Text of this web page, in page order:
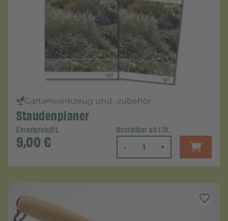
Gartenwerkzeug und -zubehör
Staudenplaner
Einzelpreis/St.
9,00€
Bestellbar ab 1 St.
- +